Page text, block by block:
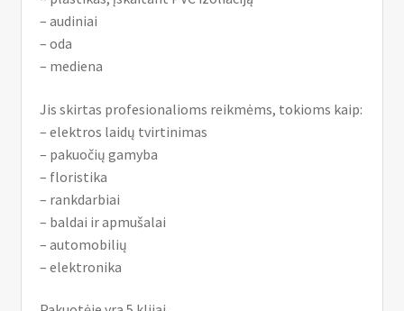
– audiniai
– oda
– mediena
Jis skirtas profesionalioms reikmėms, tokioms kaip:
– elektros laidų tvirtinimas
– pakuočių gamyba
– floristika
– rankdarbiai
– baldai ir apmušalai
– automobilių
– elektronika